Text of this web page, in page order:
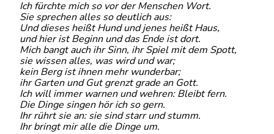
Ich fürchte mich so vor der Menschen Wort.
Sie sprechen alles so deutlich aus:
Und dieses heißt Hund und jenes heißt Haus,
und hier ist Beginn und das Ende ist dort.
Mich bangt auch ihr Sinn, ihr Spiel mit dem Spott,
sie wissen alles, was wird und war;
kein Berg ist ihnen mehr wunderbar;
ihr Garten und Gut grenzt grade an Gott.
Ich will immer warnen und wehren: Bleibt fern.
Die Dinge singen hör ich so gern.
Ihr rührt sie an: sie sind starr und stumm.
Ihr bringt mir alle die Dinge um.